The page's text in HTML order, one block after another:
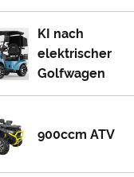
KI nach
elektrischer
Golfwagen
900ccm ATV